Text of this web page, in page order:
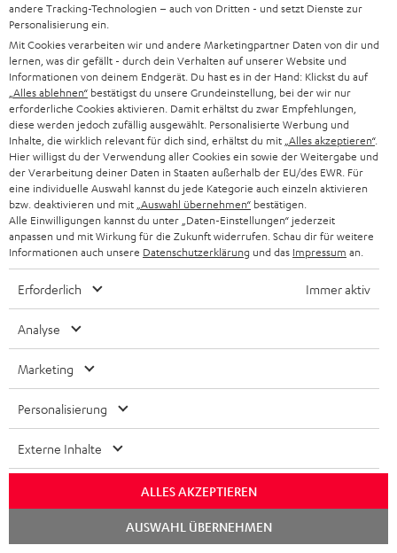
Downloads und Service
D
o
k
u
m
e
n
t
e
u
m
e
r
u
n
Quick Start Guide: ROCKSTER NEO
Konformitätserklärung: ROCKSTER NEO
Bedienungsanleitung: ROCKSTER NEO
Safety Booklet: ROCKSTER NEO
Quick Start Guide: ROCKSTER NEO
p
e
p
r
o
u
c
Teufel Go App - Apple App Store
Teufel Go App - Google Play
P
r
o
d
u
Hilfe zu diesem Produkt
Versandinfos
andere Tracking-Technologien – auch von Dritten - und setzt Dienste zur
Personalisierung ein.
Mit Cookies verarbeiten wir und andere Marketingpartner Daten von dir und
lernen, was dir gefällt - durch dein Verhalten auf unserer Website und
Informationen von deinem Endgerät. Du hast es in der Hand: Klickst du auf
„Alles ablehnen“ bestätigst du unsere Grundeinstellung, bei der wir nur
erforderliche Cookies aktivieren. Damit erhältst du zwar Empfehlungen,
diese werden jedoch zufällig ausgewählt. Personalisierte Werbung und
Inhalte, die wirklich relevant für dich sind, erhältst du mit „Alles akzeptieren“.
Hier willigst du der Verwendung aller Cookies ein sowie der Weitergabe und
der Verarbeitung deiner Daten in Staaten außerhalb der EU/des EWR. Für
eine individuelle Auswahl kannst du jede Kategorie auch einzeln aktivieren
bzw. deaktivieren und mit „Auswahl übernehmen“ bestätigen.
Alle Einwilligungen kannst du unter „Daten-Einstellungen“ jederzeit
anpassen und mit Wirkung für die Zukunft widerrufen. Schau dir für weitere
Informationen auch unsere Datenschutzerklärung und das Impressum an.
Erforderlich Immer aktiv
Analyse
Marketing
Personalisierung
Externe Inhalte
ALLES AKZEPTIEREN
AUSWAHL ÜBERNEHMEN